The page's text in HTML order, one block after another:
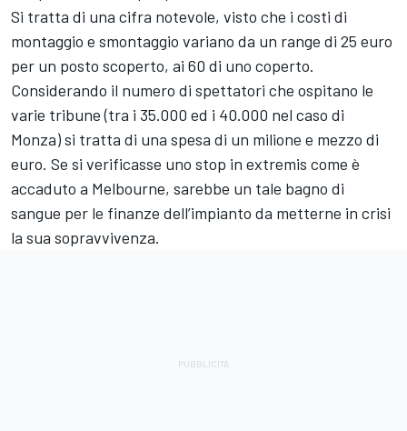
Si tratta di una cifra notevole, visto che i costi di
montaggio e smontaggio variano da un range di 25 euro
per un posto scoperto, ai 60 di uno coperto.
Considerando il numero di spettatori che ospitano le
varie tribune (tra i 35.000 ed i 40.000 nel caso di
Monza) si tratta di una spesa di un milione e mezzo di
euro. Se si verificasse uno stop in extremis come è
accaduto a Melbourne, sarebbe un tale bagno di
sangue per le finanze dell’impianto da metterne in crisi
la sua sopravvivenza.